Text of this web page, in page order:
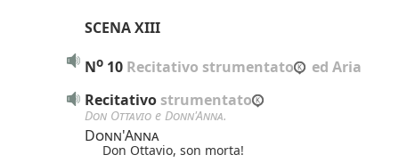
SCENA XIII
No 10 Recitativo strumentato
ed Aria
Recitativo strumentato
Don Ottavio e Donn'Anna.
Donn'Anna
Don Ottavio, son morta!